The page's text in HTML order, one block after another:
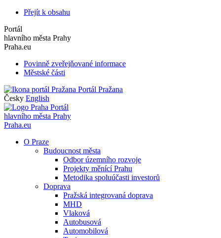
Přejít k obsahu
Portál
hlavního města Prahy
Praha.eu
Povinně zveřejňované informace
Městské části
Portál Pražana
Česky English
Portál
hlavního města Prahy
Praha.eu
O Praze
Budoucnost města
Odbor územního rozvoje
Projekty měnící Prahu
Metodika spoluúčasti investorů
Doprava
Pražská integrovaná doprava
MHD
Vlaková
Autobusová
Automobilová